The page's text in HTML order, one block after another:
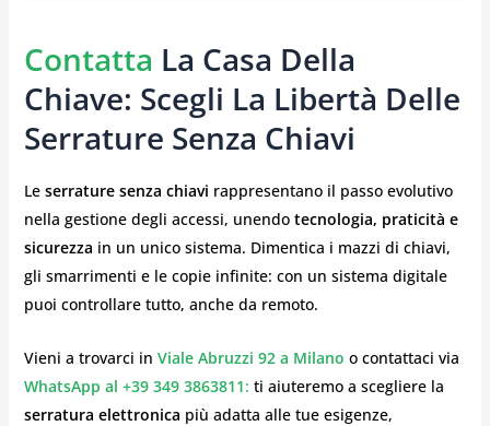
Contatta La Casa Della
Chiave: Scegli La Libertà Delle
Serrature Senza Chiavi
Le serrature senza chiavi rappresentano il passo evolutivo
nella gestione degli accessi, unendo tecnologia, praticità e
sicurezza in un unico sistema. Dimentica i mazzi di chiavi,
gli smarrimenti e le copie infinite: con un sistema digitale
puoi controllare tutto, anche da remoto.
Vieni a trovarci in Viale Abruzzi 92 a Milano o contattaci via
WhatsApp al +39 349 3863811: ti aiuteremo a scegliere la
serratura elettronica più adatta alle tue esigenze,